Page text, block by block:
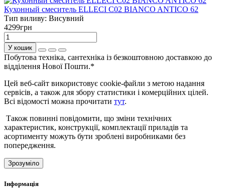
Кухонный смеситель ELLECI C02 BIANCO ANTICO 62
Тип виливу: Висувний
4299грн
У кошик
Побутова техніка, сантехніка із безкоштовною доставкою до
відділення Нової Пошти.*
Цей веб-сайт використовує cookie-файли з метою надання
сервісів, а також для збору статистики і комерційних цілей.
Всі відомості можна прочитати тут.
Також повинні повідомити, що зміни технічних
характеристик, конструкції, комплектації приладів та
асортименту можуть бути зроблені виробниками без
попередження.
Зрозуміло
Інформація